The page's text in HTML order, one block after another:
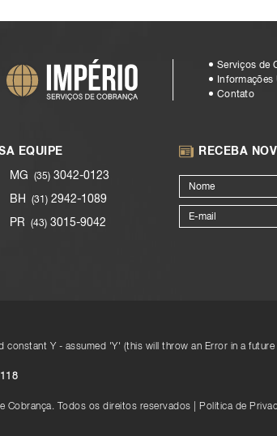
Serviços de
Informações
Contato
EQUIPE
MG (35) 3042-0123
BH (31) 2942-1089
PR (43) 3015-9042
RECEBA
constant Y - assumed 'Y' (this will throw an Error in a
118
Cobrança. Todos os direitos reservados Política de